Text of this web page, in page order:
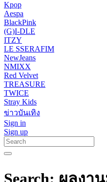
Kpop
Aespa
BlackPink
(G)I-DLE
ITZY
LE SSERAFIM
NewJeans
NMIXX
Red Velvet
TREASURE
TWICE
Stray Kids
ข่าวบันเทิง
Sign in
Sign up